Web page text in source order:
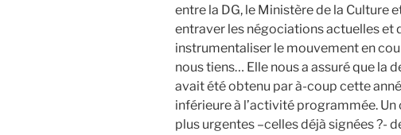
entre la DG, le Ministère de la Culture
entraver les négociations actuelles et
instrumentaliser le mouvement en
nous tiens… Elle nous a assuré que la
avait été obtenu par à-coup cette
inférieure à l’activité programmée.
plus urgentes –celles déjà signées ?-